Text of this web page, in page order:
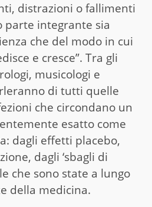
distrazioni o fallimenti
parte integrante sia
che del modo in cui
e cresce”. Tra gli
musicologi e
di tutti quelle
che circondano un
esatto come
dagli effetti placebo,
dagli ‘sbagli di
che sono state a lungo
della medicina.